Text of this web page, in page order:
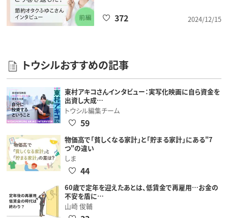
2024/12/15
372
トウシルおすすめの記事
東村アキコさんインタビュー：実写化映画に自ら資金を
出資し大成…
トウシル編集チーム
59
物価高で「貧しくなる家計」と「貯まる家計」にある"7
つ"の違い
しま
44
60歳で定年を迎えたあとは、低賃金で再雇用…お金の
不安を盾に…
山崎 俊輔